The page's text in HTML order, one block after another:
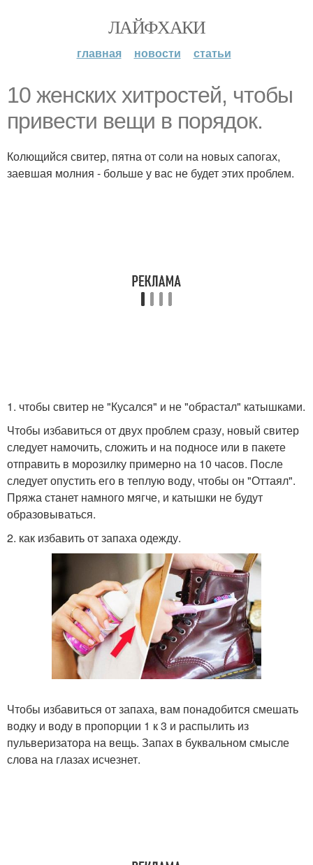
ЛАЙФХАКИ
главная новости статьи
10 женских хитростей, чтобы
привести вещи в порядок.
Колющийся свитер, пятна от соли на новых сапогах,
заевшая молния - больше у вас не будет этих проблем.
1. чтобы свитер не "Кусался" и не "обрастал" катышками.
Чтобы избавиться от двух проблем сразу, новый свитер
следует намочить, сложить и на подносе или в пакете
отправить в морозилку примерно на 10 часов. После
следует опустить его в теплую воду, чтобы он "Оттаял".
Пряжа станет намного мягче, и катышки не будут
образовываться.
2. как избавить от запаха одежду.
Чтобы избавиться от запаха, вам понадобится смешать
водку и воду в пропорции 1 к 3 и распылить из
пульверизатора на вещь. Запах в буквальном смысле
слова на глазах исчезнет.